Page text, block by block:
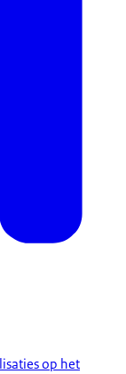
op het